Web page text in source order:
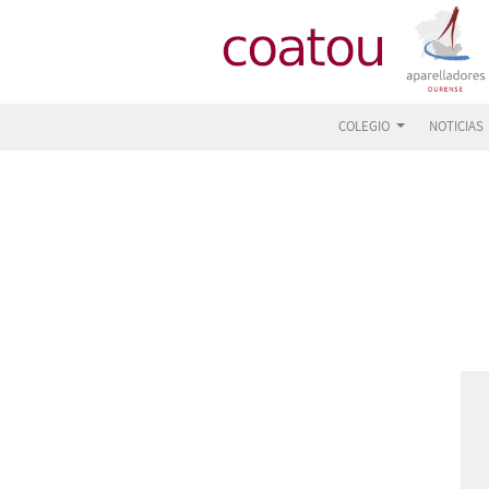
COLEGIO NOTICIAS